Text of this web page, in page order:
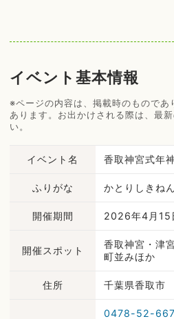
イベント基本情報
※ページの内容は、掲載時のものであ
あります。お出かけされる際は、最
い。
イベント名 香取神宮式年
ふりがな かとりしきね
開催期間 2026年4月15
開催スポット
香取神宮・津
町並みほか
住所 千葉県香取市
0478-52-